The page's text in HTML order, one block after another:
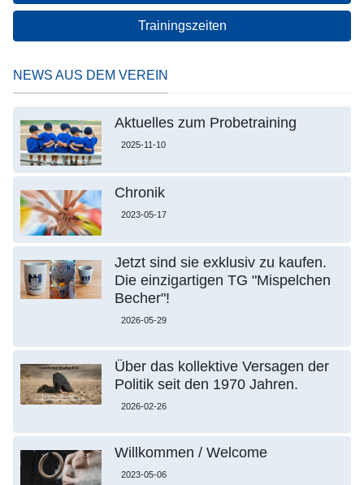
Trainingszeiten
NEWS AUS DEM VEREIN
Aktuelles zum Probetraining
2025-11-10
Chronik
2023-05-17
Jetzt sind sie exklusiv zu kaufen.
Die einzigartigen TG "Mispelchen
Becher"!
2026-05-29
Über das kollektive Versagen der
Politik seit den 1970 Jahren.
2026-02-26
Willkommen / Welcome
2023-05-06